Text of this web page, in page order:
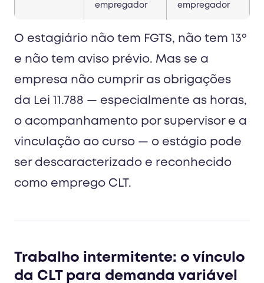
empregador
empregador
O estagiário não tem FGTS, não tem 13º
e não tem aviso prévio. Mas se a
empresa não cumprir as obrigações
da Lei 11.788 — especialmente as horas,
o acompanhamento por supervisor e a
vinculação ao curso — o estágio pode
ser descaracterizado e reconhecido
como emprego CLT.
Trabalho intermitente: o vínculo
da CLT para demanda variável